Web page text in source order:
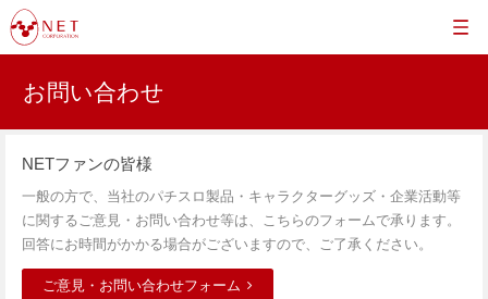
お問い合わせ
NETファンの皆様
一般の方で、当社のパチスロ製品・キャラクターグッズ・企業活動等
に関するご意見・お問い合わせ等は、こちらのフォームで承ります。
回答にお時間がかかる場合がございますので、ご了承ください。
ご意見・お問い合わせフォーム